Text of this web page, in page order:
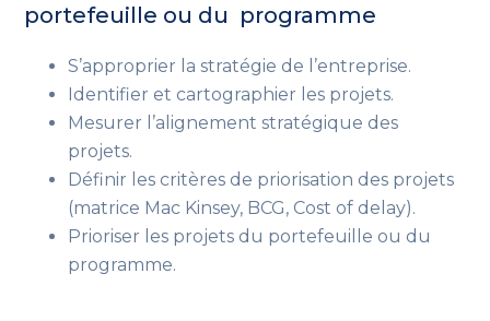
portefeuille ou du programme
S’approprier la stratégie de l’entreprise.
Identifier et cartographier les projets.
Mesurer l’alignement stratégique des
projets.
Définir les critères de priorisation des projets
(matrice Mac Kinsey, BCG, Cost of delay).
Prioriser les projets du portefeuille ou du
programme.